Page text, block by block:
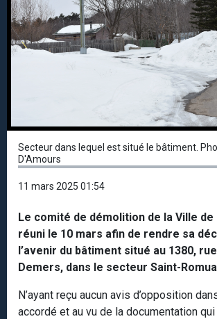
Secteur dans lequel est situé le bâtiment.
D'Amours
11 mars 2025 01:54
Le comité de démolition de la Ville de
réuni le 10 mars afin de rendre sa
l’avenir du bâtiment situé au 1380,
Demers, dans le secteur Saint-
N’ayant reçu aucun avis d’opposition
accordé et au vu de la documentation